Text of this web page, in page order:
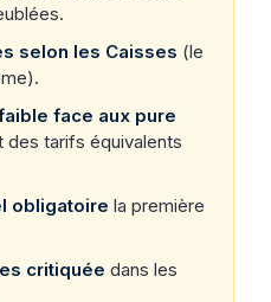
selon les Caisses (le
face aux pure
des tarifs équivalents
obligatoire la première
critiquée dans les